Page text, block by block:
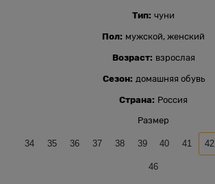
Тип: чуни
Пол: мужской, женский
Возраст: взрослая
Сезон: домашняя обувь
Страна: Россия
Размер
34 35 36 37 38 39 40 41 42
46